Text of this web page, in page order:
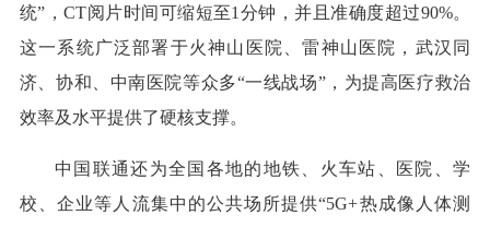
统”，CT阅片时间可缩短至1分钟，并且准确度超过90%。
这一系统广泛部署于火神山医院、雷神山医院，武汉同
济、协和、中南医院等众多“一线战场”，为提高医疗救治
效率及水平提供了硬核支撑。
中国联通还为全国各地的地铁、火车站、医院、学
校、企业等人流集中的公共场所提供“5G+热成像人体测